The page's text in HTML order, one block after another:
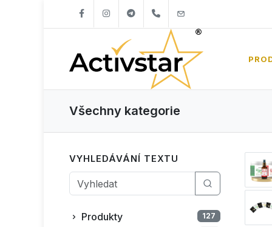
+421904262747
Všechny kategorie
VYHLEDÁVÁNÍ TEXTU
Produkty 127